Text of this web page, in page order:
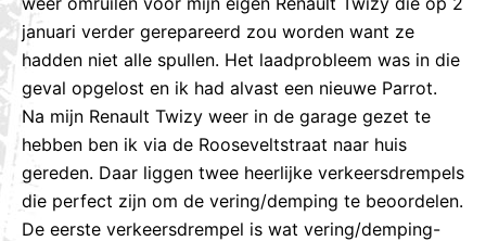
januari verder gerepareerd zou worden want ze
hadden niet alle spullen. Het laadprobleem was in die
geval opgelost en ik had alvast een nieuwe Parrot.
Na mijn Renault Twizy weer in de garage gezet te
hebben ben ik via de Rooseveltstraat naar huis
gereden. Daar liggen twee heerlijke verkeersdrempels
die perfect zijn om de vering/demping te beoordelen.
De eerste verkeersdrempel is wat vering/demping-